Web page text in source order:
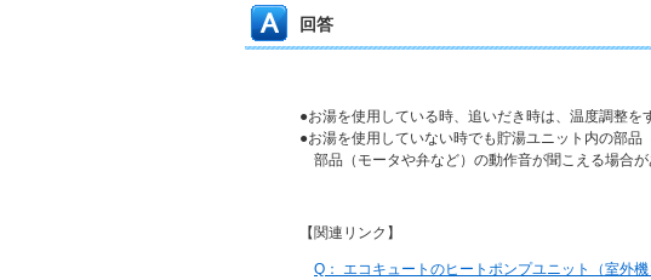
回答
●お湯を使用している時、追いだき時は、温度調整を
●お湯を使用していない時でも貯湯ユニット内の部品
部品（モータや弁など）の動作音が聞こえる場合が
【関連リンク】
Q： エコキュートのヒートポンプユニット（室外